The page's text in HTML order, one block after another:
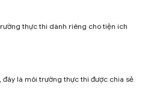
thực thi dành riêng cho tiện ích
đây là môi trường thực thi được chia sẻ